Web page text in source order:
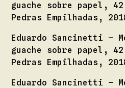
guache sobre papel,
Pedras Empilhadas,
Eduardo Sancinetti –
guache sobre papel,
Pedras Empilhadas,
Eduardo Sancinetti –